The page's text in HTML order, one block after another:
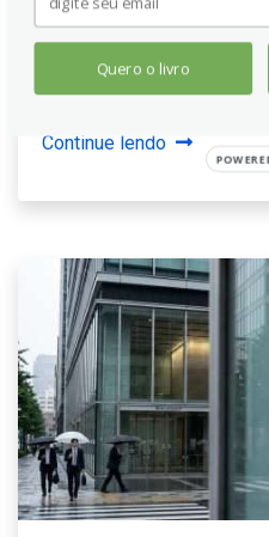
Dados sobre GDP e
cenário de menos cortes
mercado analisa sinais de
possíveis impactos
Continue lendo
Quero o livro